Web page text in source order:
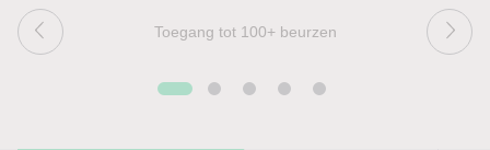
Toegang tot 100+ beurzen